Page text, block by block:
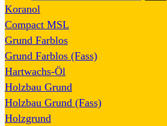
Koranol
Compact MSL
Grund Farblos
Grund Farblos (Fass)
Hartwachs-Öl
Holzbau Grund
Holzbau Grund (Fass)
Holzgrund